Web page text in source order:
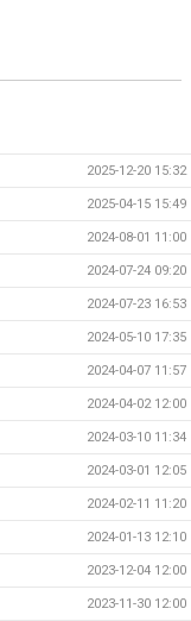
2025-12-20 15:32
2025-04-15 15:49
2024-08-01 11:00
2024-07-24 09:20
2024-07-23 16:53
2024-05-10 17:35
2024-04-07 11:57
2024-04-02 12:00
2024-03-10 11:34
2024-03-01 12:05
2024-02-11 11:20
2024-01-13 12:10
2023-12-04 12:00
2023-11-30 12:00